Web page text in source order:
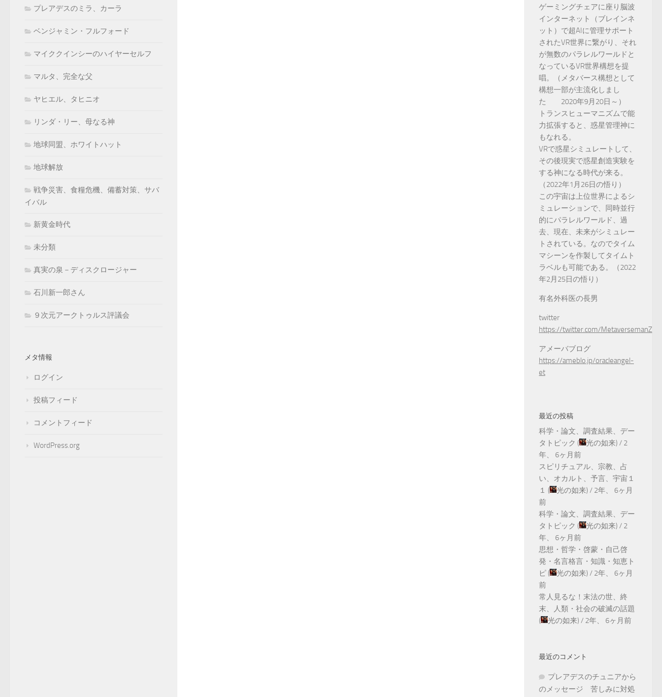
プレアデスのミラ、カーラ
ベンジャミン・フルフォード
マイククインシーのハイヤーセルフ
マルタ、完全な父
ヤヒエル、タヒニオ
リンダ・リー、母なる神
地球同盟、ホワイトハット
地球解放
戦争災害、食糧危機、備蓄対策、サバ
イバル
新黄金時代
未分類
真実の泉－ディスクロージャー
石川新一郎さん
９次元アークトゥルス評議会
メタ情報
ログイン
投稿フィード
コメントフィード
WordPress.org
ゲーミングチェアに座り脳波
インターネット（ブレインネ
ット）で超AIに管理サポート
されたVR世界に繋がり、それ
が無数のパラレルワールドと
なっているVR世界構想を提
唱。（メタバース構想として
構想一部が主流化しまし
た 2020年9月20日～）
トランスヒューマニズムで能
力拡張すると、惑星管理神に
もなれる。
VRで惑星シミュレートして、
その後現実で惑星創造実験を
する神になる時代が来る。
（2022年1月26日の悟り）
この宇宙は上位世界によるシ
ミュレーションで、同時並行
的にパラレルワールド、過
去、現在、未来がシミュレー
トされている。なのでタイム
マシーンを作製してタイムト
ラベルも可能である。（2022
年2月25日の悟り）
有名外科医の長男
twitter
https://twitter.com/MetaversemanZ
アメーバブログ
https://ameblo.jp/oracleangel-
et
最近の投稿
科学・論文、調査結果、デー
タトピック ( 光の如来) / 2
年、 6ヶ月前
スピリチュアル、宗教、占
い、オカルト、予言、宇宙１
１ ( 光の如来) / 2年、 6ヶ月
前
科学・論文、調査結果、デー
タトピック ( 光の如来) / 2
年、 6ヶ月前
思想・哲学・啓蒙・自己啓
発・名言格言・知識・知恵ト
ピ ( 光の如来) / 2年、 6ヶ月
前
常人見るな！末法の世、終
末、人類・社会の破滅の話題
(
光の如来) / 2年、 6ヶ月前
最近のコメント
プレアデスのチュニアから
のメッセージ 苦しみに対処